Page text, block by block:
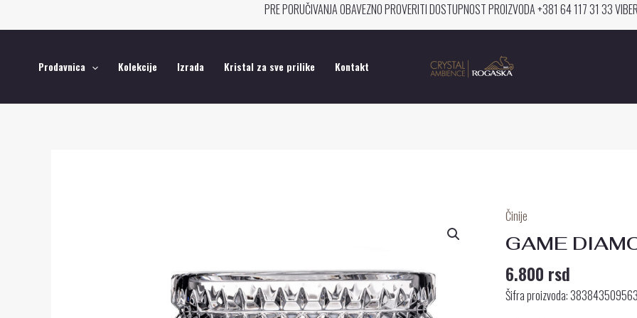
na
PRE PORUČIVANJA OBAVEZNO PROVERITI DOSTUPNOST PROIZVODA +381 64 117 31 33
Prodavnica Kolekcije Izrada Kristal za sve prilike Kontakt
Činije
GAME
6.800 rsd
Šifra proizvoda:
GAME
DIAMOND
10
CM